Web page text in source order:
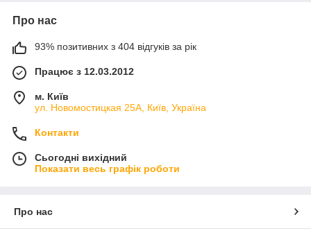
Про нас
93% позитивних з 404 відгуків за рік
Працює з 12.03.2012
м. Київ
ул. Новомостицкая 25А, Київ, Україна
Контакти
Сьогодні вихідний
Показати весь графік роботи
Про нас